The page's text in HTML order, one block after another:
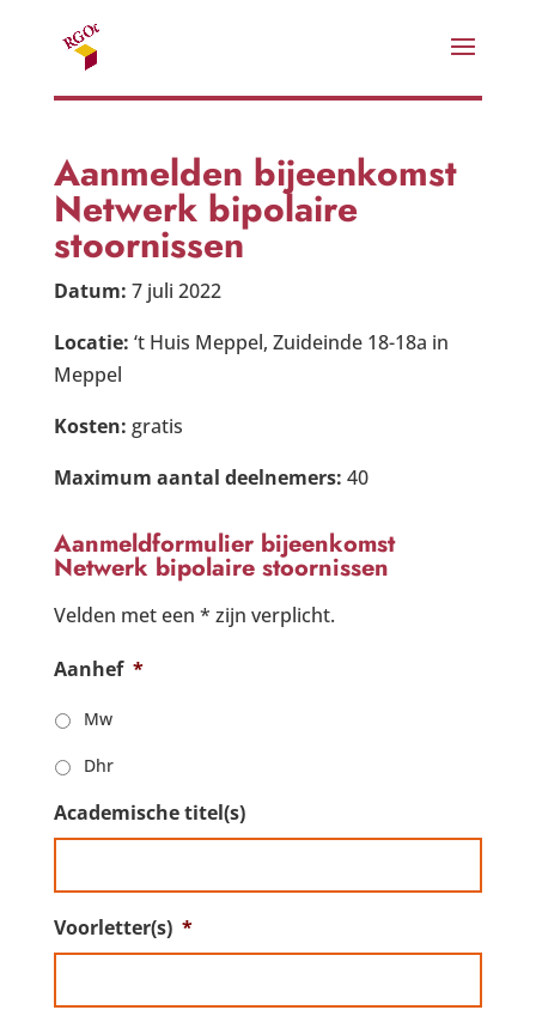
Aanmelden bijeenkomst
Netwerk bipolaire
stoornissen
Datum: 7 juli 2022
Locatie: ‘t Huis Meppel, Zuideinde 18-18a in
Meppel
Kosten: gratis
Maximum aantal deelnemers: 40
Aanmeldformulier bijeenkomst
Netwerk bipolaire stoornissen
Velden met een * zijn verplicht.
Aanhef *
Mw
Dhr
Academische titel(s)
Voorletter(s) *